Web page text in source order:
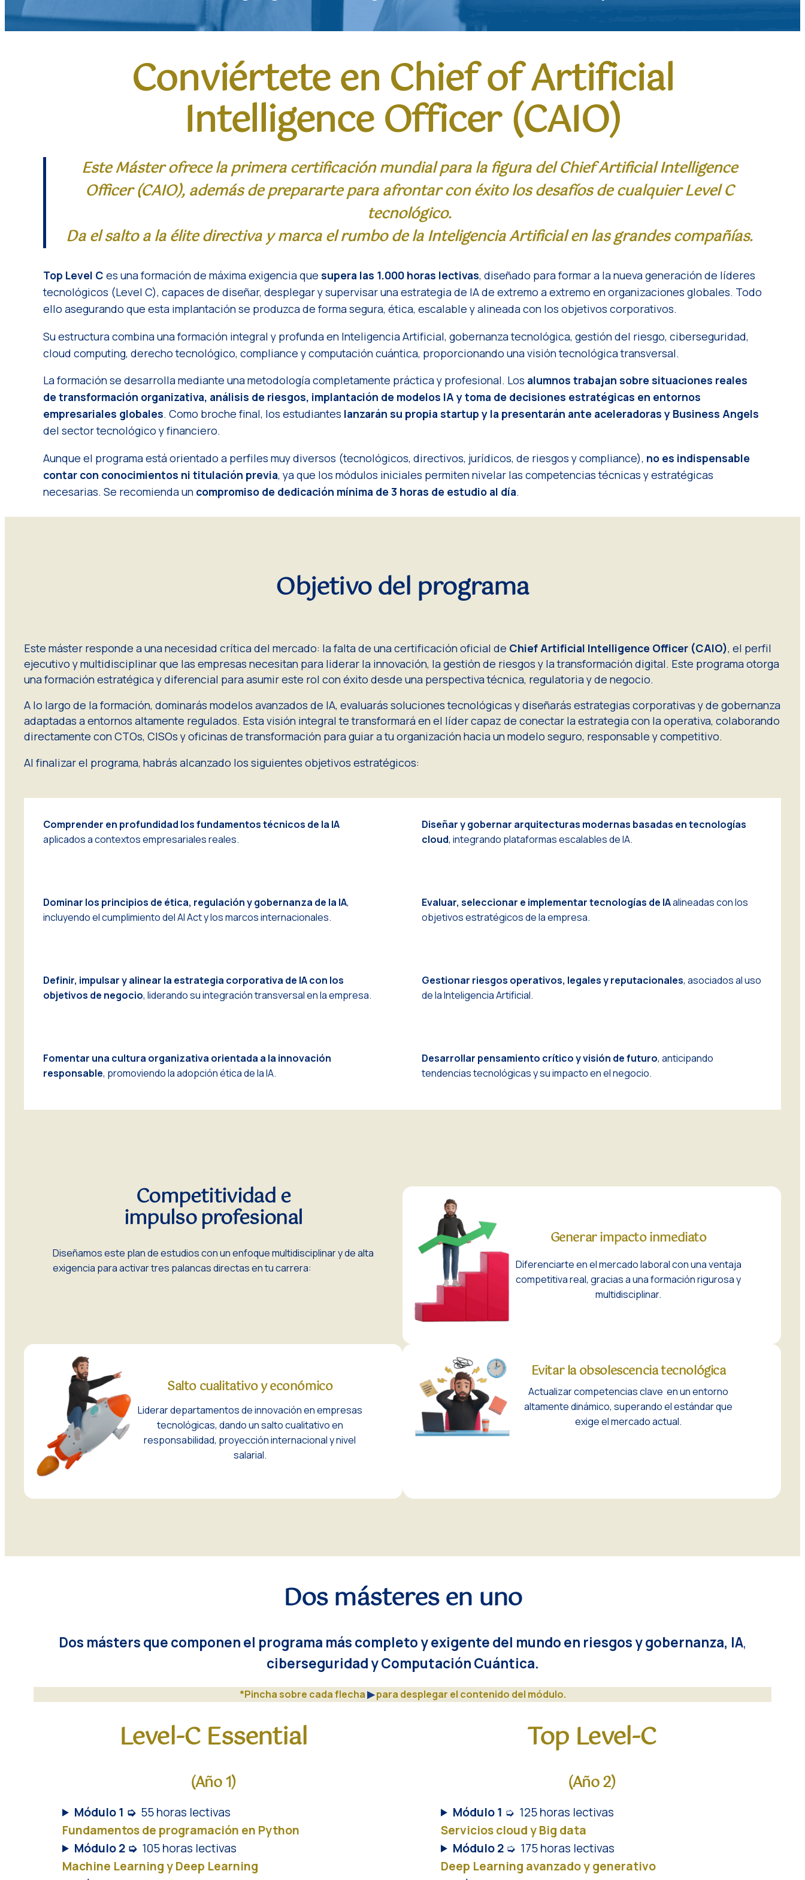
Conviértete en Chief of Artificial
Intelligence Officer (CAIO)
Este Máster ofrece la primera certificación mundial para la figura del Chief Artificial Intelligence
Officer (CAIO), además de prepararte para afrontar con éxito los desafíos de cualquier Level C
tecnológico.
Da el salto a la élite directiva y marca el rumbo de la Inteligencia Artificial en las grandes compañías.
Top Level C es una formación de máxima exigencia que supera las 1.000 horas lectivas, diseñado para formar a la nueva generación de líderes
tecnológicos (Level C), capaces de diseñar, desplegar y supervisar una estrategia de IA de extremo a extremo en organizaciones globales. Todo
ello asegurando que esta implantación se produzca de forma segura, ética, escalable y alineada con los objetivos corporativos.
Su estructura combina una formación integral y profunda en Inteligencia Artificial, gobernanza tecnológica, gestión del riesgo, ciberseguridad,
cloud computing, derecho tecnológico, compliance y computación cuántica, proporcionando una visión tecnológica transversal.
La formación se desarrolla mediante una metodología completamente práctica y profesional. Los alumnos trabajan sobre situaciones reales
de transformación organizativa, análisis de riesgos, implantación de modelos IA y toma de decisiones estratégicas en entornos
empresariales globales. Como broche final, los estudiantes lanzarán su propia startup y la presentarán ante aceleradoras y Business Angels
del sector tecnológico y financiero.
Aunque el programa está orientado a perfiles muy diversos (tecnológicos, directivos, jurídicos, de riesgos y compliance), no es indispensable
contar con conocimientos ni titulación previa, ya que los módulos iniciales permiten nivelar las competencias técnicas y estratégicas
necesarias. Se recomienda un compromiso de dedicación mínima de 3 horas de estudio al día.
Objetivo del programa
Este máster responde a una necesidad crítica del mercado: la falta de una certificación oficial de Chief Artificial Intelligence Officer (CAIO), el perfil
ejecutivo y multidisciplinar que las empresas necesitan para liderar la innovación, la gestión de riesgos y la transformación digital. Este programa otorga
una formación estratégica y diferencial para asumir este rol con éxito desde una perspectiva técnica, regulatoria y de negocio.
A lo largo de la formación, dominarás modelos avanzados de IA, evaluarás soluciones tecnológicas y diseñarás estrategias corporativas y de gobernanza
adaptadas a entornos altamente regulados. Esta visión integral te transformará en el líder capaz de conectar la estrategia con la operativa, colaborando
directamente con CTOs, CISOs y oficinas de transformación para guiar a tu organización hacia un modelo seguro, responsable y competitivo.
Al finalizar el programa, habrás alcanzado los siguientes objetivos estratégicos:
Comprender en profundidad los fundamentos técnicos de la IA
aplicados a contextos empresariales reales.
Diseñar y gobernar arquitecturas modernas basadas en tecnologías
cloud, integrando plataformas escalables de IA.
Dominar los principios de ética, regulación y gobernanza de la IA,
incluyendo el cumplimiento del AI Act y los marcos internacionales.
Evaluar, seleccionar e implementar tecnologías de IAalineadas con los
objetivos estratégicos de la empresa.
Definir, impulsar y alinear la estrategia corporativa de IA con los
objetivos de negocio, liderando su integración transversal en la empresa.
Gestionar riesgos operativos, legales y reputacionales, asociados al uso
de la Inteligencia Artificial.
Fomentar una cultura organizativa orientada a la innovación
responsable, promoviendo la adopción ética de la IA.
Desarrollar pensamiento crítico y visión de futuro, anticipando
tendencias tecnológicas y su impacto en el negocio.
Competitividad e
impulso profesional
Diseñamos este plan de estudios con un enfoque multidisciplinar y de alta
exigencia para activar tres palancas directas en tu carrera:
Generar impacto inmediato
Diferenciarte en el mercado laboral con una ventaja
competitiva real, gracias a una formación rigurosa y
multidisciplinar.
Salto cualitativo y económico
Liderar departamentos de innovación en empresas
tecnológicas, dando un salto cualitativo en
responsabilidad, proyección internacional y nivel
salarial.
Evitar la obsolescencia tecnológica
Actualizar competencias clave en un entorno
altamente dinámico, superando el estándar que
exige el mercado actual.
Dos másteres en uno
Dos másters que componen el programa más completo y exigente del mundoen riesgos y gobernanza, IA,
ciberseguridad y Computación Cuántica.
*Pincha sobre cada flecha▶︎para desplegar el contenido del módulo.
Level-C Essential
(Año 1)
Módulo 1 ➭ 55 horas lectivas
Fundamentos de programación en Python
Módulo 2 ➭ 105 horas lectivas
Machine Learning y Deep Learning
Top Level-C
(Año 2)
Módulo 1 ➭ 125 horas lectivas
Servicios cloud y Big data
Módulo 2 ➭ 175 horas lectivas
Deep Learning avanzado y generativo